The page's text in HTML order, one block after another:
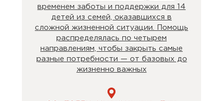
временем заботы и поддержки для 14
детей из семей, оказавшихся в
сложной жизненной ситуации. Помощь
распределялась по четырем
направлениям, чтобы закрыть самые
разные потребности — от базовых до
жизненно важных